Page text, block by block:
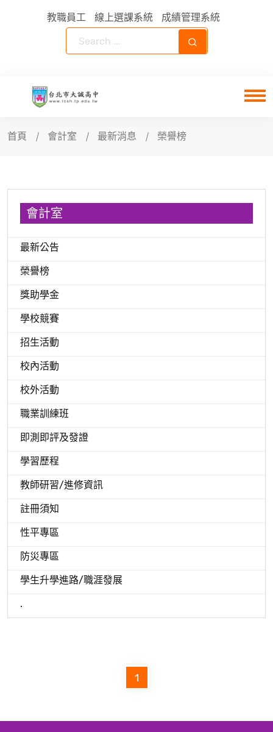
教職員工 線上選課系統 成績管理系統
首頁 會計室 最新消息 榮譽榜
會計室
最新公告
榮譽榜
獎助學金
學校競賽
招生活動
校內活動
校外活動
職業訓練班
即測即評及發證
學習歷程
教師研習/進修資訊
註冊須知
性平專區
防災專區
學生升學進路/職涯發展
.
1